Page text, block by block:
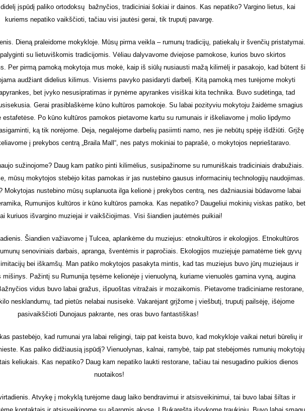
įspūdį paliko ortodoksų bažnyčios, tradiciniai šokiai ir dainos. Kas nepatiko? Vargino lietus, kai
kuriems nepatiko vaikščioti, tačiau visi jautėsi gerai, tik truputį pavargę.
Dieną praleidome mokykloje. Mūsų pirma veikla – rumunų tradicijų, patiekalų ir švenčių pristatymai.
su lietuviškomis tradicijomis. Vėliau dalyvavome dviejose pamokose, kurios buvo skirtos
Per pirmą pamoką mokytoja mus mokė, kaip iš siūlų nusiausti mažą kilimėlį ir pasakojo, kad būtent ši
audžiant didelius kilimus. Visiems pavyko pasidaryti darbelį. Kitą pamoką mes turėjome mokyti
bet įvyko nesusipratimas ir pynėme apyrankes visiškai kita technika. Buvo sudėtinga, tad
Gerai prasiblaškėme kūno kultūros pamokoje. Su labai pozityviu mokytoju žaidėme smagius
estafetėse. Po kūno kultūros pamokos pietavome kartu su rumunais ir iškeliavome į molio lipdymo
ką tik norėjome. Deja, negalėjome darbelių pasiimti namo, nes jie nebūtų spėję išdžiūti. Grįžę
į prekybos centrą „Braila Mall“, nes patys mokiniai to paprašė, o mokytojos neprieštaravo.
sužinojome? Daug kam patiko pinti kilimėlius, susipažinome su rumuniškais tradiciniais drabužiais.
mūsų mokytojos stebėjo kitas pamokas ir jas nustebino gausus informacinių technologijų naudojimas.
Mokytojas nustebino mūsų suplanuota ilga kelionė į prekybos centrą, nes dažniausiai būdavome labai
Rumunijos kultūros ir kūno kultūros pamoka. Kas nepatiko? Daugeliui mokinių viskas patiko, bet
kuriuos išvargino muziejai ir vaikščiojimas. Visi šiandien jautėmės puikiai!
Šiandien važiavome į Tulcea, aplankėme du muziejus: etnokultūros ir ekologijos. Etnokultūros
senoviniais darbais, apranga, šventėmis ir papročiais. Ekologijos muziejuje pamatėme tiek gyvų
bei iškamšų. Man patiko mokytojos pasakyta mintis, kad tas muziejus buvo jūrų muziejaus ir
mišinys. Pažintį su Rumunija tęsėme kelionėje į vienuolyną, kuriame vienuolės gamina vyną, augina
vidus buvo labai gražus, išpuoštas vitražais ir mozaikomis. Pietavome tradiciniame restorane,
nesklandumų, tad pietūs nelabai nusisekė. Vakarėjant grįžome į viešbutį, truputį pailsėję, išėjome
pasivaikščioti Dunojaus pakrante, nes oras buvo fantastiškas!
pastebėjo, kad rumunai yra labai religingi, taip pat keista buvo, kad mokykloje vaikai neturi būrelių ir
Kas paliko didžiausią įspūdį? Vienuolynas, kalnai, ramybė, taip pat stebėjomės rumunių mokytojų
keliukais. Kas nepatiko? Daug kam nepatiko laukti restorane, tačiau tai nesugadino puikios dienos
nuotaikos!
Atvykę į mokyklą turėjome daug laiko bendravimui ir atsisveikinimui, tai buvo labai šiltas ir